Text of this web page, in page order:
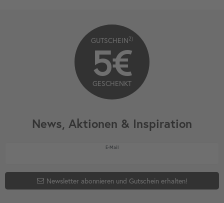
News, Aktionen & Inspiration
E-MailNewsletter Honig
Newsletter abonnieren und Gutschein erhalten!
GUTSCHEIN2)
5€
GESCHENKT